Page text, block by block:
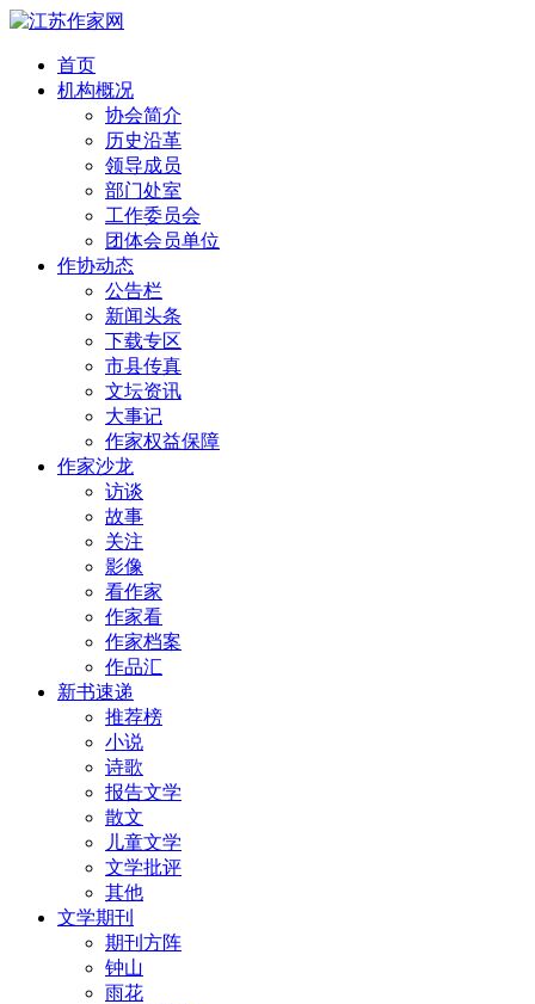
首页
机构概况
协会简介
历史沿革
领导成员
部门处室
工作委员会
团体会员单位
作协动态
公告栏
新闻头条
下载专区
市县传真
文坛资讯
大事记
作家权益保障
作家沙龙
访谈
故事
关注
影像
看作家
作家看
作家档案
作品汇
新书速递
推荐榜
小说
诗歌
报告文学
散文
儿童文学
文学批评
其他
文学期刊
期刊方阵
钟山
雨花